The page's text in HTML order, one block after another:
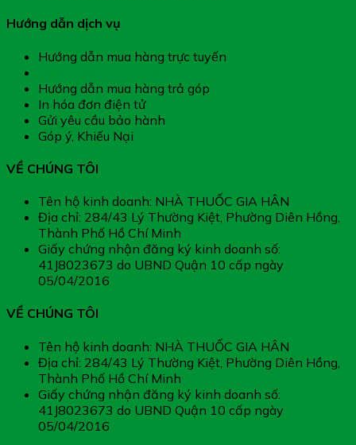
Hướng dẫn dịch vụ
Hướng dẫn mua hàng trực tuyến
Hướng dẫn mua hàng trả góp
In hóa đơn điện tử
Gửi yêu cầu bảo hành
Góp ý, Khiếu Nại
VỀ CHÚNG TÔI
Tên hộ kinh doanh: NHÀ THUỐC GIA HÂN
Địa chỉ: 284/43 Lý Thường Kiệt, Phường Diên Hồng,
Thành Phố Hồ Chí Minh
Giấy chứng nhận đăng ký kinh doanh số:
41J8023673 do UBND Quận 10 cấp ngày
05/04/2016
VỀ CHÚNG TÔI
Tên hộ kinh doanh: NHÀ THUỐC GIA HÂN
Địa chỉ: 284/43 Lý Thường Kiệt, Phường Diên Hồng,
Thành Phố Hồ Chí Minh
Giấy chứng nhận đăng ký kinh doanh số:
41J8023673 do UBND Quận 10 cấp ngày
05/04/2016